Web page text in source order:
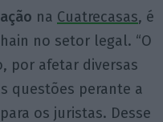
na Cuatrecasas, é
no setor legal. “O
por afetar diversas
questões perante a
os juristas. Desse